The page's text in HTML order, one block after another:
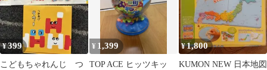
¥399
こどもちゃれんじ つ
¥ 1,399
TOP ACE ヒッツキッ
¥1,800
KUMON NEW 日本地図